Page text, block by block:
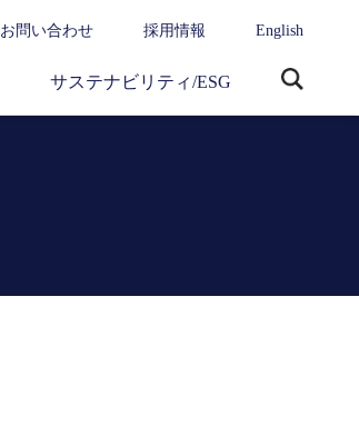
お問い合わせ 採用情報 English
サステナビリティ/ESG